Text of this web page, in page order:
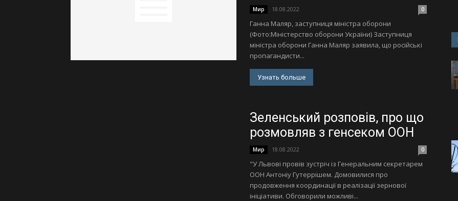
Мир 18.08.2022 0
Ганна Маляр, заступниця міністра оборони
(Фото:Міністерство оборони України) Заступниця
міністра оборони Ганна Маляр заявила, що російські
пропагандисти...
Узнать больше
Зеленський розповів, про що
розмовляв з генсеком ООН
Мир 18.08.2022 0
"У Львові провів зустріч із Генеральним секретарем
ООН Антоніу Гутеррішем. Домовилися про
продовження координації в реалізації зернової
ініціативи. Обговорили можливі...